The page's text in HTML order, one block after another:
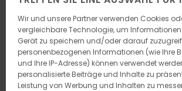
Wir und unsere Partner verwenden Cookies
vergleichbare Technologie, um
Gerät zu speichern und/oder darauf
personenbezogenen Informationen (wie Ihre
und Ihre IP-Adresse) können verwendet
personalisierte Beiträge und Inhalte zu
Leistung von Werbung und Inhalten zu